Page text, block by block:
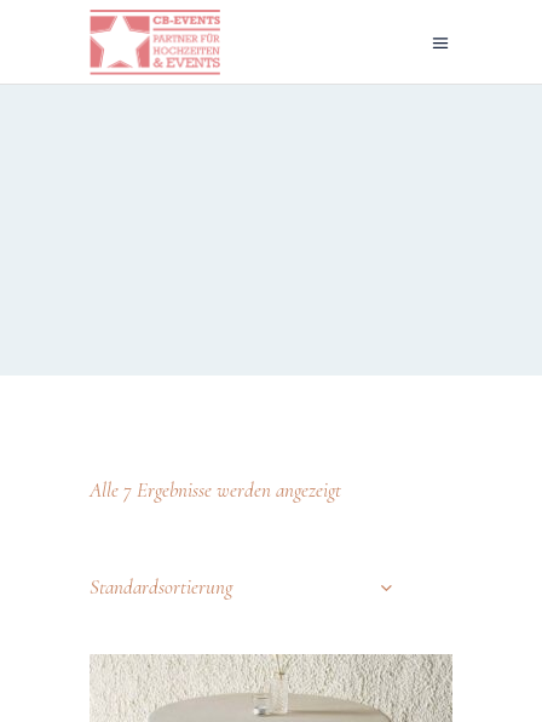
Alle 7 Ergebnisse werden angezeigt
Standardsortierung